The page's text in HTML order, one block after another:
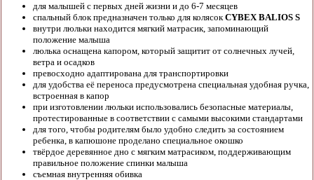
для малышей с первых дней жизни и до 6-7 месяцев
спальный блок предназначен только для колясокCYBEX BALIOS S
внутри люльки находится мягкий матрасик, запоминающий
положение малыша
люлька оснащена капором, который защитит от солнечных лучей,
ветра и осадков
превосходно адаптирована для транспортировки
для удобства её переноса предусмотрена специальная удобная ручка,
встроенная в капор
при изготовлении люльки использовались безопасные материалы,
протестированные в соответствии с самыми высокими стандартами
для того, чтобы родителям было удобно следить за состоянием
ребенка, в капюшоне проделано специальное окошко
твёрдое деревянное дно с мягким матрасиком, поддерживающим
правильное положение спинки малыша
съемная внутренняя обивка